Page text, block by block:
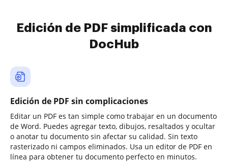
Edición de PDF simplificada con
DocHub
Edición de PDF sin complicaciones
Editar un PDF es tan simple como trabajar en un documento
de Word. Puedes agregar texto, dibujos, resaltados y ocultar
o anotar tu documento sin afectar su calidad. Sin texto
rasterizado ni campos eliminados. Usa un editor de PDF en
línea para obtener tu documento perfecto en minutos.